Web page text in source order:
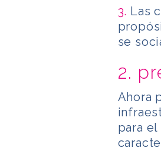
3. Las
se
2.
Ahora
para